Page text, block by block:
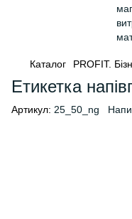
Каталог PROFIT.
Етикетка
Артикул: 25_50_ng